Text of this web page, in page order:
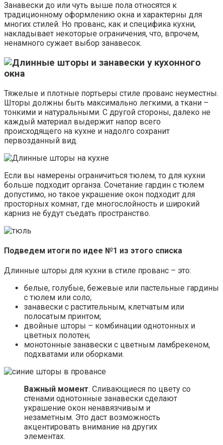
Занавески до или чуть выше пола относятся к
традиционному оформлению окна и характерны для
многих стилей. Но прованс, как и специфика кухни,
накладывает некоторые ограничения, что, впрочем,
ненамного сужает выбор занавесок.
Тяжелые и плотные портьеры стиле прованс неуместны.
Шторы должны быть максимально легкими, а ткани –
тонкими и натуральными. С другой стороны, далеко не
каждый материал выдержит напор всего
происходящего на кухне и надолго сохранит
первозданный вид.
Если вы намерены ограничиться тюлем, то для кухни
больше подходит органза. Сочетание гардин с тюлем
допустимо, но такое украшение окон подходит для
просторных комнат, где многослойность и широкий
карниз не будут съедать пространство.
Подведем итоги по идее №1 из этого списка
Длинные шторы для кухни в стиле прованс – это:
белые, голубые, бежевые или пастельные гардины
с тюлем или соло;
занавески с растительным, клетчатым или
полосатым принтом;
двойные шторы – комбинации однотонных и
цветных полотен;
монотонные занавески с цветным ламбрекеном,
подхватами или оборками.
Важный момент. Сливающиеся по цвету со
стенами однотонные занавески сделают
украшение окон ненавязчивым и
незаметным. Это даст возможность
акцентировать внимание на других
элементах.